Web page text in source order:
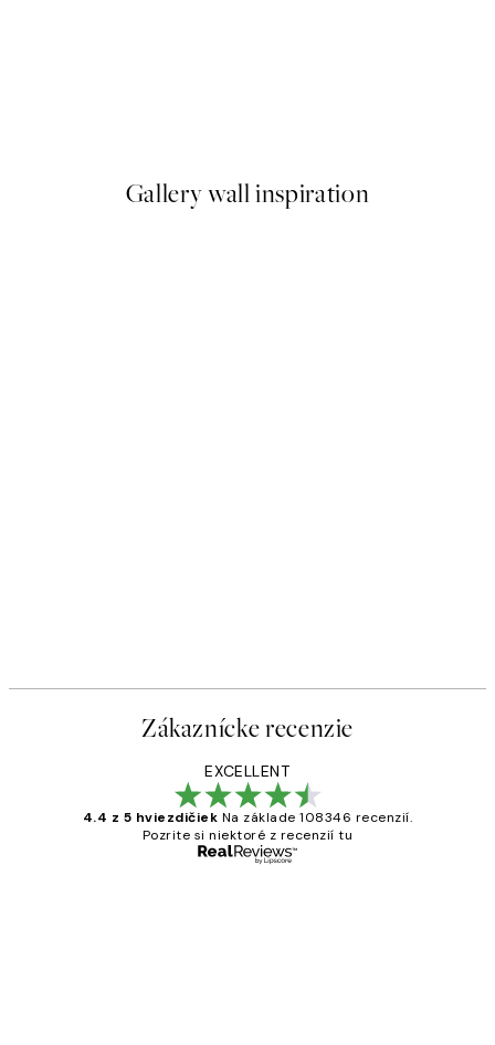
Gallery wall inspiration
Zákaznícke recenzie
EXCELLENT
4.4 z 5 hviezdičiek Na základe 108346 recenzií.
Pozrite si niektoré z recenzií tu